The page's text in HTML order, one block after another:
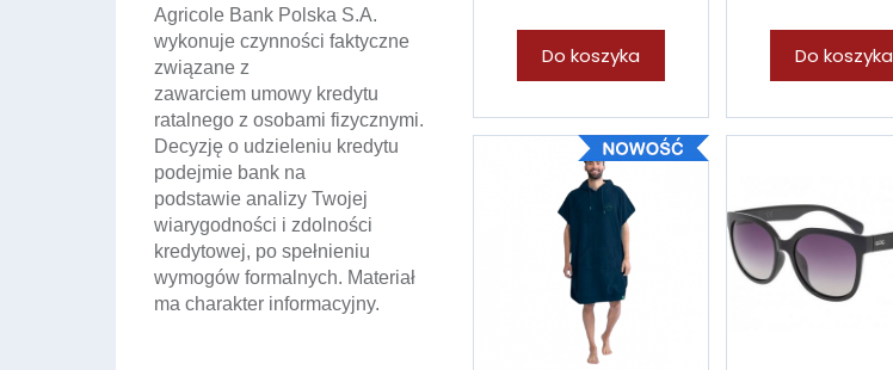
Do koszyka Do koszyka
Agricole Bank Polska S.A.
wykonuje czynności faktyczne
związane z
zawarciem umowy kredytu
ratalnego z osobami fizycznymi.
Decyzję o udzieleniu kredytu
podejmie bank na
podstawie analizy Twojej
wiarygodności i zdolności
kredytowej, po spełnieniu
wymogów formalnych. Materiał
ma charakter informacyjny.